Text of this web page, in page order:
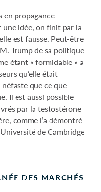
en propagande
une idée, on finit par la
est fausse. Peut-être
Trump de sa politique
étant « formidable » a
qu’elle était
que ce que
Il est aussi possible
par la testostérone
comme l’a démontré
de Cambridge
DES MARCHÉS